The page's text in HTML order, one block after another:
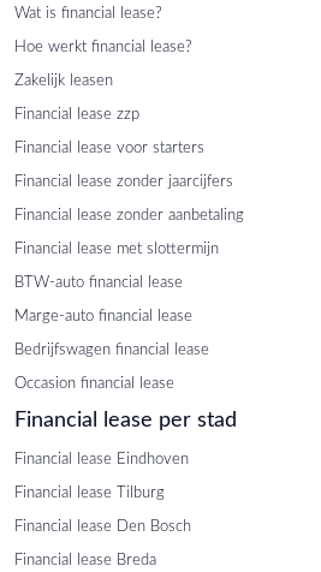
Wat is financial lease?
Hoe werkt financial lease?
Zakelijk leasen
Financial lease zzp
Financial lease voor starters
Financial lease zonder jaarcijfers
Financial lease zonder aanbetaling
Financial lease met slottermijn
BTW-auto financial lease
Marge-auto financial lease
Bedrijfswagen financial lease
Occasion financial lease
Financial lease per stad
Financial lease Eindhoven
Financial lease Tilburg
Financial lease Den Bosch
Financial lease Breda